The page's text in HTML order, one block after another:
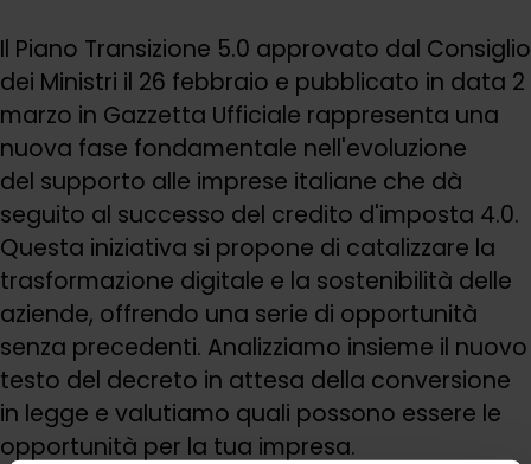
Il Piano Transizione 5.0 approvato dal Consiglio
dei Ministri il 26 febbraio e pubblicato in data 2
marzo in Gazzetta Ufficiale rappresenta una
nuova fase fondamentale nell'evoluzione
del supporto alle imprese italiane che dà
seguito al successo del credito d'imposta 4.0.
Questa iniziativa si propone di catalizzare la
trasformazione digitale e la sostenibilità delle
aziende, offrendo una serie di opportunità
senza precedenti. Analizziamo insieme il nuovo
testo del decreto in attesa della conversione
in legge e valutiamo quali possono essere le
opportunità per la tua impresa.